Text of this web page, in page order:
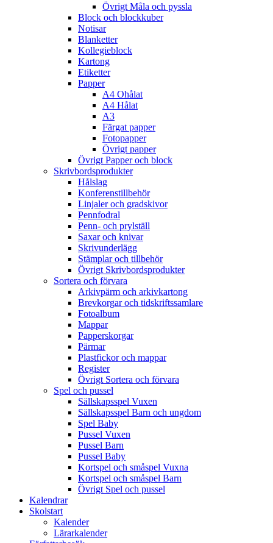
Övrigt Måla och pyssla
Block och blockkuber
Notisar
Blanketter
Kollegieblock
Kartong
Etiketter
Papper
A4 Ohålat
A4 Hålat
A3
Färgat papper
Fotopapper
Övrigt papper
Övrigt Papper och block
Skrivbordsprodukter
Hålslag
Konferenstillbehör
Linjaler och gradskivor
Pennfodral
Penn- och prylställ
Saxar och knivar
Skrivunderlägg
Stämplar och tillbehör
Övrigt Skrivbordsprodukter
Sortera och förvara
Arkivpärm och arkivkartong
Brevkorgar och tidskriftssamlare
Fotoalbum
Mappar
Papperskorgar
Pärmar
Plastfickor och mappar
Register
Övrigt Sortera och förvara
Spel och pussel
Sällskapsspel Vuxen
Sällskapsspel Barn och ungdom
Spel Baby
Pussel Vuxen
Pussel Barn
Pussel Baby
Kortspel och småspel Vuxna
Kortspel och småspel Barn
Övrigt Spel och pussel
Kalendrar
Skolstart
Kalender
Lärarkalender